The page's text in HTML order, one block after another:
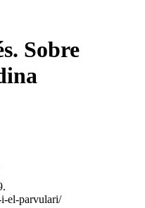
Sobre
el-parvulari/